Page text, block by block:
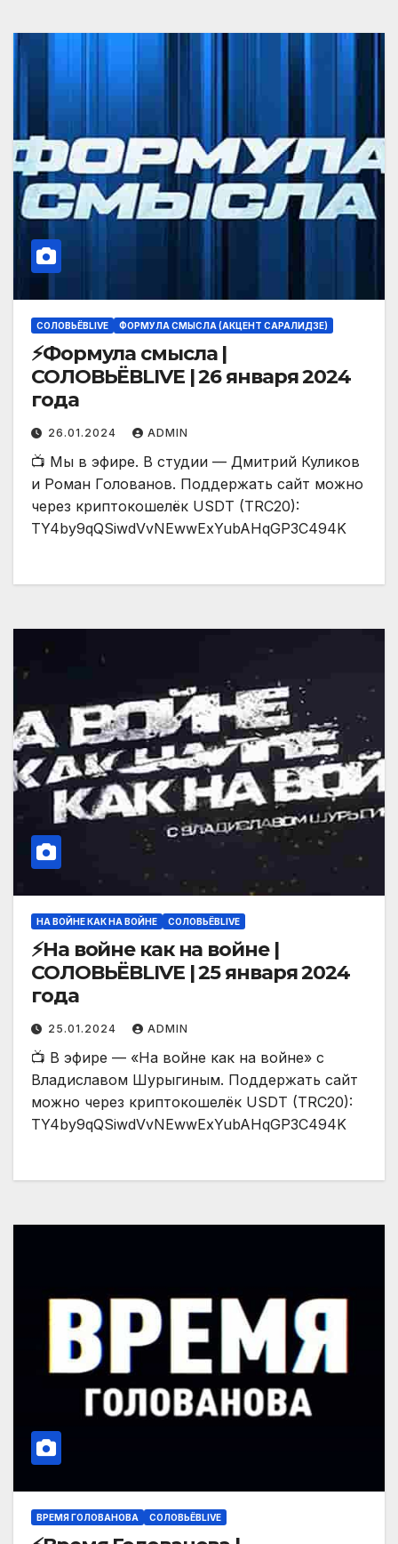
СОЛОВЬЁВLIVE ФОРМУЛА СМЫСЛА (АКЦЕНТ САРАЛИДЗЕ)
⚡️Формула смысла |
СОЛОВЬЁВLIVE | 26 января 2024
года
26.01.2024 ADMIN
📺 Мы в эфире. В студии — Дмитрий Куликов
и Роман Голованов. Поддержать сайт можно
через криптокошелёк USDT (TRC20):
TY4by9qQSiwdVvNEwwExYubAHqGP3C494K
НА ВОЙНЕ КАК НА ВОЙНЕ СОЛОВЬЁВLIVE
⚡️На войне как на войне |
СОЛОВЬЁВLIVE | 25 января 2024
года
25.01.2024 ADMIN
📺 В эфире — «На войне как на войне» с
Владиславом Шурыгиным. Поддержать сайт
можно через криптокошелёк USDT (TRC20):
TY4by9qQSiwdVvNEwwExYubAHqGP3C494K
ВРЕМЯ ГОЛОВАНОВА СОЛОВЬЁВLIVE